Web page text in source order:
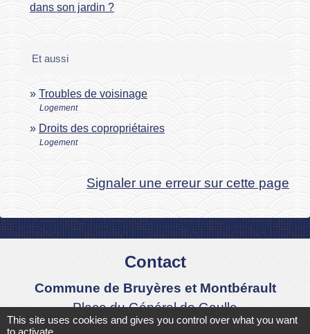
dans son jardin ?
Et aussi
Troubles de voisinage
Logement
Droits des copropriétaires
Logement
Signaler une erreur sur cette page
Contact
Commune de Bruyères et Montbérault
Place du Général de Gaulle
02860 Bruyères-et-Montbérault - FRANCE
This site uses cookies and gives you control over what you want
to activate